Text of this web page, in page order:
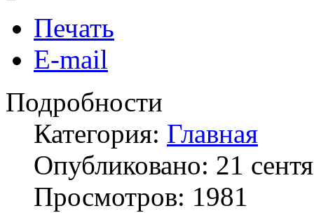
Печать
E-mail
Подробности
Категория: Главная
Опубликовано: 21
Просмотров: 1981